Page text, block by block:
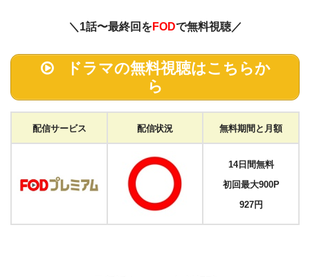
＼1話〜最終回をFODで無料視聴／
ドラマの無料視聴はこちらか
ら
配信サービス 配信状況 無料期間と月額
14日間無料
初回最大900P
927円